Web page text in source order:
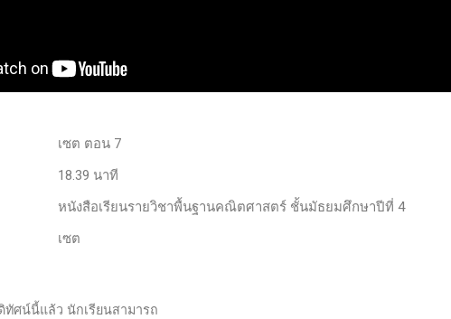
เซต ตอน 7
18.39 นาที
หนังสือเรียนรายวิชาพื้นฐานคณิตศาสตร์ ชั้นมัธยมศึกษาปีที่ 4
เซต
ทัศน์นี้แล้ว นักเรียนสามารถ